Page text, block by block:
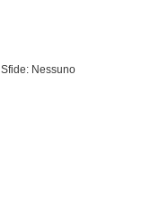
Sfide: Nessuno